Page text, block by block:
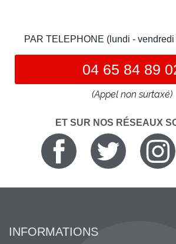
PAR TELEPHONE (lundi -
04 65 84 89
(Appel non surtaxé)
ET SUR NOS RÉSEAUX
INFORMATIONS